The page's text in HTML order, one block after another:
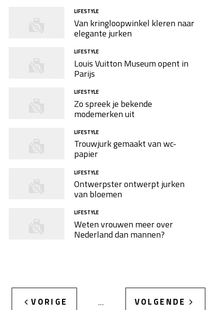
LIFESTYLE
Van kringloopwinkel kleren naar
elegante jurken
LIFESTYLE
Louis Vuitton Museum opent in
Parijs
LIFESTYLE
Zo spreek je bekende
modemerken uit
LIFESTYLE
Trouwjurk gemaakt van wc-
papier
LIFESTYLE
Ontwerpster ontwerpt jurken
van bloemen
LIFESTYLE
Weten vrouwen meer over
Nederland dan mannen?
VORIGE … VOLGENDE